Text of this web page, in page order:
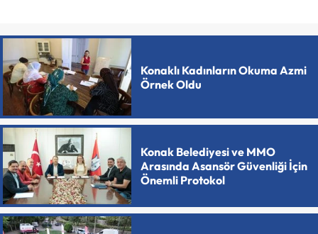
Konaklı Kadınların Okuma Azmi
Örnek Oldu
Konak Belediyesi ve MMO
Arasında Asansör Güvenliği İçin
Önemli Protokol